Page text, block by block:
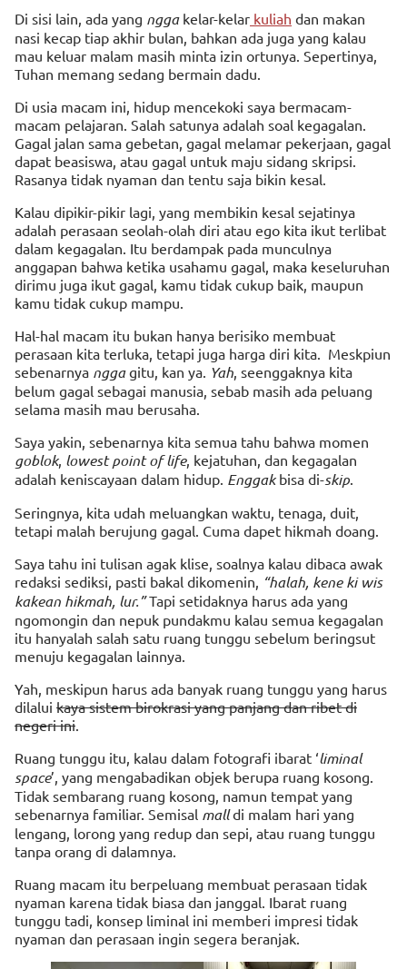
Di sisi lain, ada yang nggakelar-kelar kuliah dan makan
nasi kecap tiap akhir bulan, bahkan ada juga yang kalau
mau keluar malam masih minta izin ortunya. Sepertinya,
Tuhan memang sedang bermain dadu.
Di usia macam ini, hidup mencekoki saya bermacam-
macam pelajaran. Salah satunya adalah soal kegagalan.
Gagal jalan sama gebetan, gagal melamar pekerjaan, gagal
dapat beasiswa, atau gagal untuk maju sidang skripsi.
Rasanya tidak nyaman dan tentu saja bikin kesal.
Kalau dipikir-pikir lagi, yang membikin kesal sejatinya
adalah perasaan seolah-olah diri atau ego kita ikut terlibat
dalam kegagalan. Itu berdampak pada munculnya
anggapan bahwa ketika usahamu gagal, maka keseluruhan
dirimu juga ikut gagal, kamu tidak cukup baik, maupun
kamu tidak cukup mampu.
Hal-hal macam itu bukan hanya berisiko membuat
perasaan kita terluka, tetapi juga harga diri kita. Meskpiun
sebenarnya nggagitu, kan ya. Yah , seenggaknya kita
belum gagal sebagai manusia, sebab masih ada peluang
selama masih mau berusaha.
Saya yakin, sebenarnya kita semua tahu bahwa momen
goblok, lowest point of life, kejatuhan, dan kegagalan
adalah keniscayaan dalam hidup. Enggakbisa di-skip
Seringnya, kita udah meluangkan waktu, tenaga, duit,
tetapi malah berujung gagal. Cuma dapet hikmah doang.
Saya tahu ini tulisan agak klise, soalnya kalau dibaca awak
redaksi sediksi, pasti bakal dikomenin, “halah, kene ki wis
kakean hikmah, lur.”Tapi setidaknya harus ada yang
ngomongin dan nepuk pundakmu kalau semua kegagalan
itu hanyalah salah satu ruang tunggu sebelum beringsut
menuju kegagalan lainnya.
Yah, meskipun harus ada banyak ruang tunggu yang harus
dilalui kaya sistem birokrasi yang panjang dan ribet di
negeri ini
Ruang tunggu itu, kalau dalam fotografi ibarat ‘liminal
space’, yang mengabadikan objek berupa ruang kosong.
Tidak sembarang ruang kosong, namun tempat yang
sebenarnya familiar. Semisal malldi malam hari yang
lengang, lorong yang redup dan sepi, atau ruang tunggu
tanpa orang di dalamnya.
Ruang macam itu berpeluang membuat perasaan tidak
nyaman karena tidak biasa dan janggal. Ibarat ruang
tunggu tadi, konsep liminal ini memberi impresi tidak
nyaman dan perasaan ingin segera beranjak.